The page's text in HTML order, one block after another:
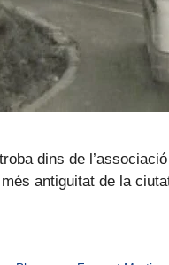
dins de
antiguitat de la